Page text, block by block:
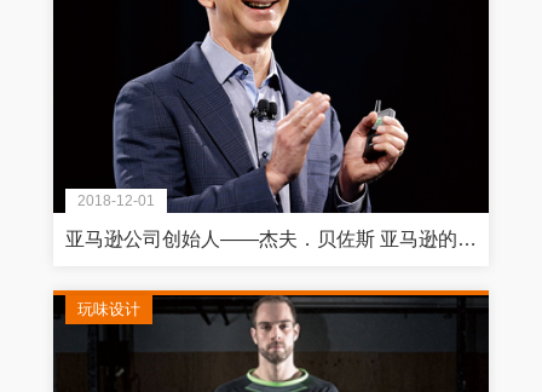
2018-12-01
亚马逊公司创始人——杰夫．贝佐斯 亚马逊的下一步：征服全球的策略蓝图
玩味设计